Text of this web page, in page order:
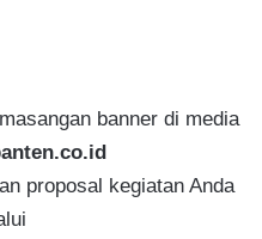
banner di media
proposal kegiatan Anda